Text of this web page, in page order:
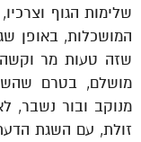
שלימות הגוף
המושכלות, באופן
שזה טעות מר וקשה
מושלם, בטרם
מנוקב ובור נשבר,
זולת, עם השגת